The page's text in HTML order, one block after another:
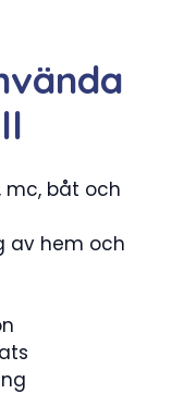
mc, båt och
av hem och